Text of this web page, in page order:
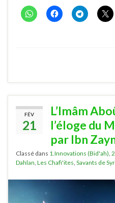
FÉV
21
L’Imâm
l’éloge du
par Ibn
Classé dans 1.Innovations (Bid'ah),
Dahlan, Les Chafi'ites, Savants de